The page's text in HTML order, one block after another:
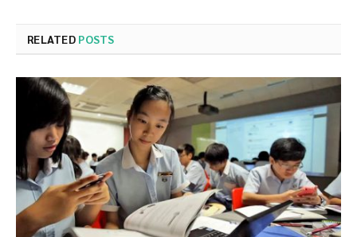
RELATED POSTS